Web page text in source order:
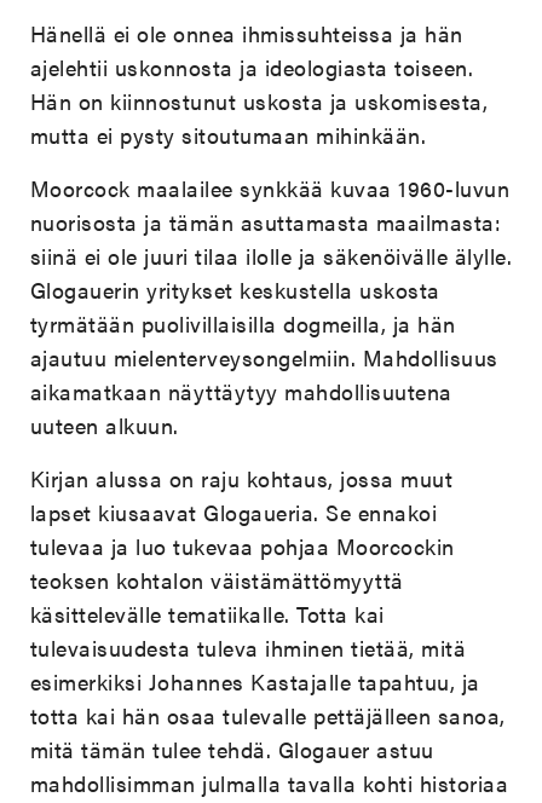
Hänellä ei ole onnea ihmissuhteissa ja hän
ajelehtii uskonnosta ja ideologiasta toiseen.
Hän on kiinnostunut uskosta ja uskomisesta,
mutta ei pysty sitoutumaan mihinkään.
Moorcock maalailee synkkää kuvaa 1960-luvun
nuorisosta ja tämän asuttamasta maailmasta:
siinä ei ole juuri tilaa ilolle ja säkenöivälle älylle.
Glogauerin yritykset keskustella uskosta
tyrmätään puolivillaisilla dogmeilla, ja hän
ajautuu mielenterveysongelmiin. Mahdollisuus
aikamatkaan näyttäytyy mahdollisuutena
uuteen alkuun.
Kirjan alussa on raju kohtaus, jossa muut
lapset kiusaavat Glogaueria. Se ennakoi
tulevaa ja luo tukevaa pohjaa Moorcockin
teoksen kohtalon väistämättömyyttä
käsittelevälle tematiikalle. Totta kai
tulevaisuudesta tuleva ihminen tietää, mitä
esimerkiksi Johannes Kastajalle tapahtuu, ja
totta kai hän osaa tulevalle pettäjälleen sanoa,
mitä tämän tulee tehdä. Glogauer astuu
mahdollisimman julmalla tavalla kohti historiaa